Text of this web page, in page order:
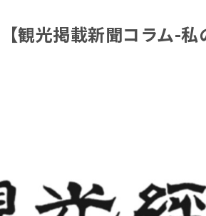
観光掲載新聞コラム-私